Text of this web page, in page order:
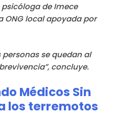
psicóloga de Imece
ONG local apoyada por
personas se quedan al
concluye.
Médicos Sin
los terremotos